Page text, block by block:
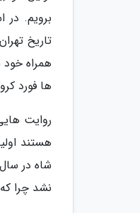
برویم. در
تاریخ
همراه خود
ها فورد
روایت
هستند
نشد چرا